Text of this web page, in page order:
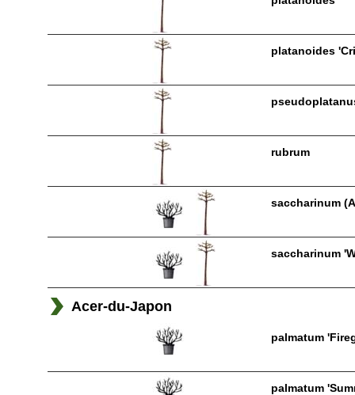
platanoides
rubrum
saccharinum
saccharinum
Acer-du-Japon
palmatum
palmatum